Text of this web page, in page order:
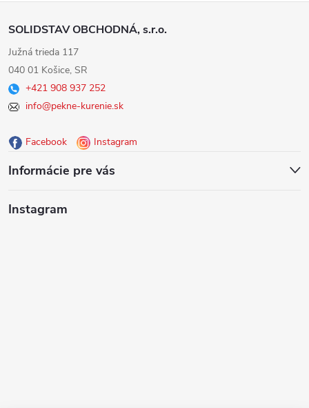
Z
á
p
ä
e
SOLIDSTAV OBCHODNÁ, s.r.o.
Južná trieda 117
040 01 Košice, SR
+421 908 937 252
info@pekne-kurenie.sk
Facebook Instagram
Informácie pre vás
Instagram